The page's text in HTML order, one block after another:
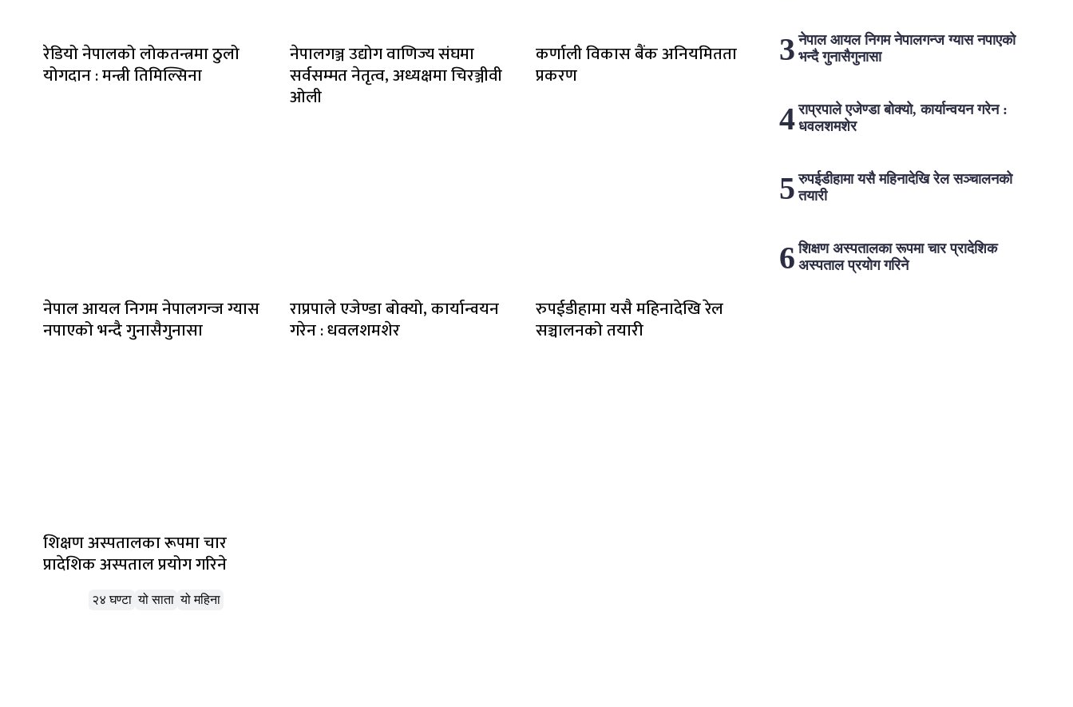
रेडियो नेपालको लोकतन्त्रमा ठुलो
योगदान : मन्त्री तिमिल्सिना
नेपालगञ्ज उद्योग वाणिज्य संघमा
सर्वसम्मत नेतृत्व, अध्यक्षमा चिरञ्जीवी
ओली
कर्णाली विकास बैंक अनियमितता
प्रकरण
नेपाल आयल निगम नेपालगन्ज ग्यास
नपाएको भन्दै गुनासैगुनासा
राप्रपाले एजेण्डा बोक्यो, कार्यान्वयन
गरेन : धवलशमशेर
रुपईडीहामा यसै महिनादेखि रेल
सञ्चालनको तयारी
शिक्षण अस्पतालका रूपमा चार
प्रादेशिक अस्पताल प्रयोग गरिने
नेपाल आयल निगम नेपालगन्ज ग्यास नपाएको
भन्दै गुनासैगुनासा
राप्रपाले एजेण्डा बोक्यो, कार्यान्वयन गरेन :
धवलशमशेर
रुपईडीहामा यसै महिनादेखि रेल सञ्चालनको
तयारी
शिक्षण अस्पतालका रूपमा चार प्रादेशिक
अस्पताल प्रयोग गरिने
२४ घण्टा यो साता यो महिना